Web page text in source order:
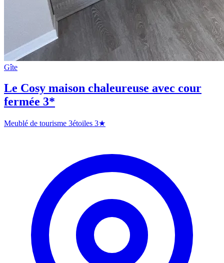
Gîte
Le Cosy maison chaleureuse avec cour
fermée 3*
Meublé de tourisme 3étoiles 3★